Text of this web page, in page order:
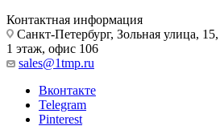
Контактная информация
Санкт-Петербург, Зольная улица,
1 этаж, офис 106
sales@1tmp.ru
Вконтакте
Telegram
Pinterest